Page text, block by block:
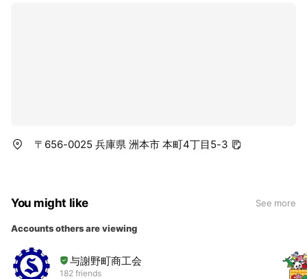
〒656-0025 兵庫県 洲本市 本町4丁目5-3
You might like See more
Accounts others are viewing
与謝野町商工会
182 friends